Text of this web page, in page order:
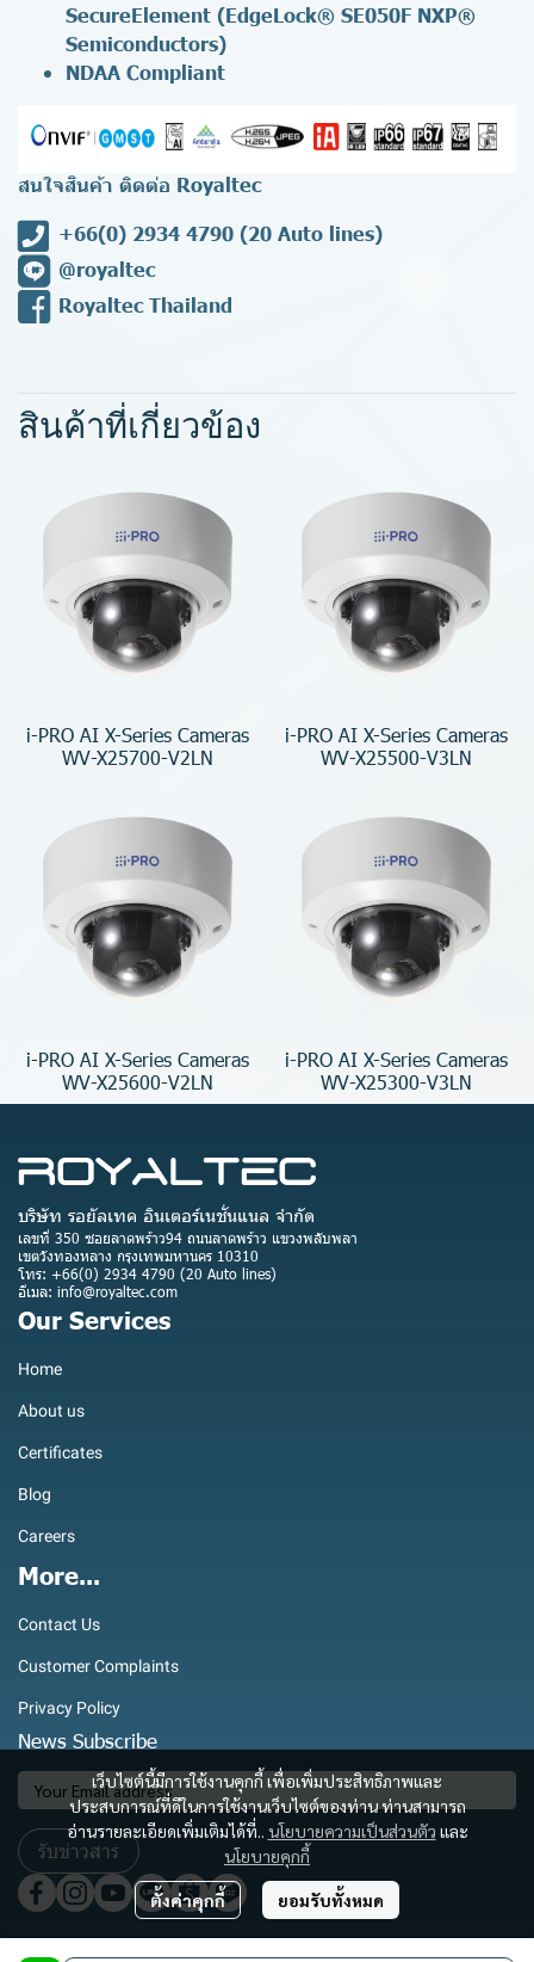
SecureElement (EdgeLock® SE050F NXP®
Semiconductors)
NDAA Compliant
สนใจสินค้า ติดต่อ Royaltec
+66(0) 2934 4790 (20 Auto lines)
@royaltec
Royaltec Thailand
สินค้าที่เกี่ยวข้อง
i-PRO AI X-Series Cameras
WV-X25700-V2LN
i-PRO AI X-Series Cameras
WV-X25500-V3LN
i-PRO AI X-Series Cameras
WV-X25600-V2LN
i-PRO AI X-Series Cameras
WV-X25300-V3LN
เว็บไซต์นี้มีการใช้งานคุกกี้ เพื่อเพิ่มประสิทธิภาพและ
ประสบการณ์ที่ดีในการใช้งานเว็บไซต์ของท่าน ท่านสามารถ
อ่านรายละเอียดเพิ่มเติมได้ที่.. นโยบายความเป็นส่วนตัว และ
นโยบายคุกกี้
ตั้งค่าคุกกี้ ยอมรับทั้งหมด
บริษัท รอยัลเทค อินเตอร์เนชั่นแนล จำกัด
เลขที่ 350 ซอยลาดพร้าว94 ถนนลาดพร้าว แขวงพลับพลา
เขตวังทองหลาง กรุงเทพมหานคร 10310
โทร: +66(0) 2934 4790 (20 Auto lines)
อีเมล: info@royaltec.com
Our Services
Home
About us
Certificates
Blog
Careers
More...
Contact Us
Customer Complaints
Privacy Policy
News Subscribe
รับข่าวสาร